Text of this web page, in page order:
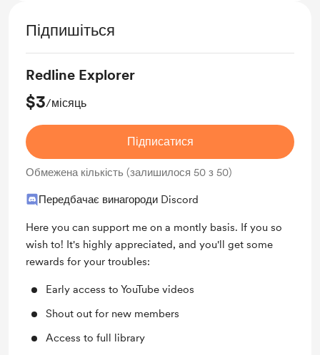
Підпишіться
Redline Explorer
$3/місяць
Підписатися
Обмежена кількість (залишилося 50 з 50)
Передбачає винагороди Discord
Here you can support me on a montly basis. If you so
wish to! It's highly appreciated, and you'll get some
rewards for your troubles:
Early access to YouTube videos
Shout out for new members
Access to full library